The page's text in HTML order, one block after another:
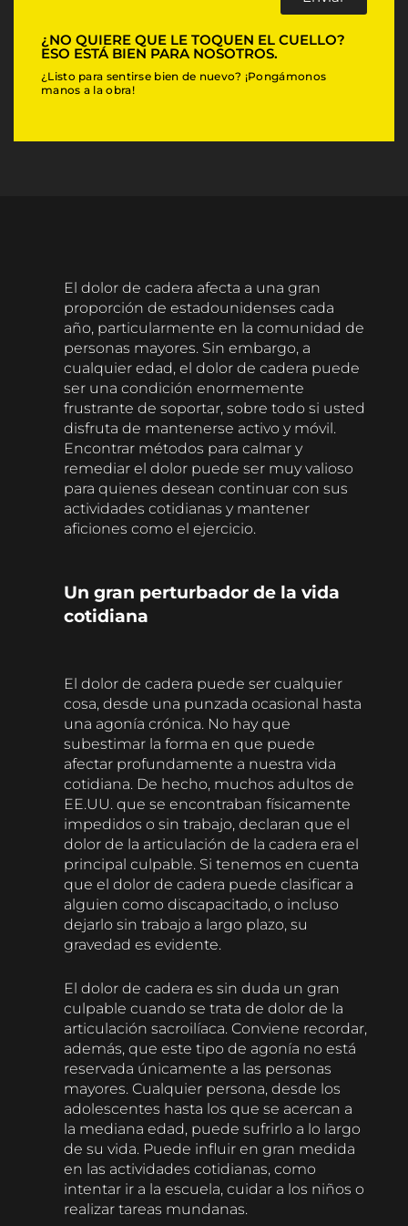
V
i
s
t
¿NO QUIERE QUE LE TOQUEN EL CUELLO?
ESO ESTÁ BIEN PARA NOSOTROS.
¿Listo para sentirse bien de nuevo? ¡Pongámonos
manos a la obra!
El dolor de cadera afecta a una gran
proporción de estadounidenses cada
año, particularmente en la comunidad de
personas mayores. Sin embargo, a
cualquier edad, el dolor de cadera puede
ser una condición enormemente
frustrante de soportar, sobre todo si usted
disfruta de mantenerse activo y móvil.
Encontrar métodos para calmar y
remediar el dolor puede ser muy valioso
para quienes desean continuar con sus
actividades cotidianas y mantener
aficiones como el ejercicio.
Un gran perturbador de la vida
cotidiana
El dolor de cadera puede ser cualquier
cosa, desde una punzada ocasional hasta
una agonía crónica. No hay que
subestimar la forma en que puede
afectar profundamente a nuestra vida
cotidiana. De hecho, muchos adultos de
EE.UU. que se encontraban físicamente
impedidos o sin trabajo, declaran que el
dolor de la articulación de la cadera era el
principal culpable. Si tenemos en cuenta
que el dolor de cadera puede clasificar a
alguien como discapacitado, o incluso
dejarlo sin trabajo a largo plazo, su
gravedad es evidente.
El dolor de cadera es sin duda un gran
culpable cuando se trata de dolor de la
articulación sacroilíaca. Conviene recordar,
además, que este tipo de agonía no está
reservada únicamente a las personas
mayores. Cualquier persona, desde los
adolescentes hasta los que se acercan a
la mediana edad, puede sufrirlo a lo largo
de su vida. Puede influir en gran medida
en las actividades cotidianas, como
intentar ir a la escuela, cuidar a los niños o
realizar tareas mundanas.